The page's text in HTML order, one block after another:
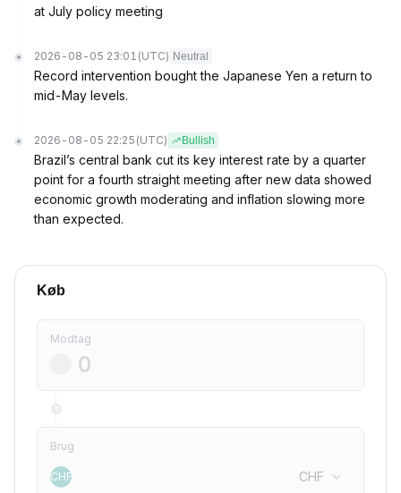
at July policy meeting
2026-08-05 23:01 (UTC) Neutral
Record intervention bought the Japanese Yen a return to
mid-May levels.
2026-08-05 22:25 (UTC) Bullish
Brazil’s central bank cut its key interest rate by a quarter
point for a fourth straight meeting after new data showed
economic growth moderating and inflation slowing more
than expected.
Køb
Modtag
Brug
CHF CHF